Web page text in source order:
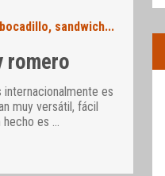
sandwich...
romero
es
muy versátil, fácil
es